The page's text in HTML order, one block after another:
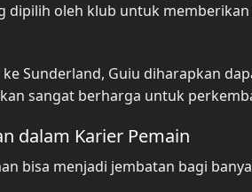
dipilih oleh klub untuk
Sunderland, Guiu diharapkan
sangat berharga untuk
dalam Karier Pemain
bisa menjadi jembatan bagi